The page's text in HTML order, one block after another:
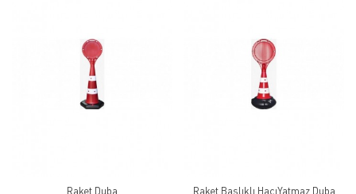
Raket Duba Raket Başlıklı HacıYatmaz Duba